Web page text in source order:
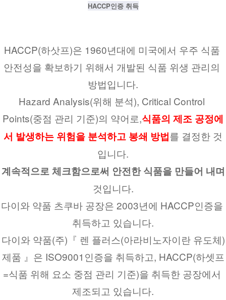
HACCP인증 취득
HACCP(하삿프)은 1960년대에 미국에서 우주 식품
안전성을 확보하기 위해서 개발된 식품 위생 관리의
방법입니다.
Hazard Analysis(위해 분석), Critical Control
Points(중점 관리 기준)의 약어로,식품의 제조 공정에
서 발생하는 위험을 분석하고 봉쇄 방법를 결정한 것
입니다.
계속적으로 체크함으로써 안전한 식품을 만들어 내며
것입니다.
다이와 약품 츠쿠바 공장은 2003년에 HACCP인증을
취득하고 있습니다.
다이와 약품(주)『 렌 플러스(아라비노자이란 유도체)
제품 』은 ISO9001인증을 취득하고, HACCP(하셋프
=식품 위해 요소 중점 관리 기준)을 취득한 공장에서
제조되고 있습니다.